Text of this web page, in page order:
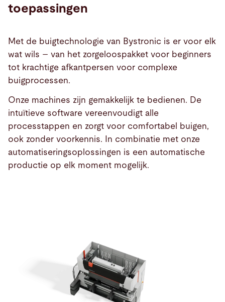
toepassingen
Met de buigtechnologie van Bystronic is er voor elk
wat wils – van het zorgeloospakket voor beginners
tot krachtige afkantpersen voor complexe
buigprocessen.
Onze machines zijn gemakkelijk te bedienen. De
intuïtieve software vereenvoudigt alle
processtappen en zorgt voor comfortabel buigen,
ook zonder voorkennis. In combinatie met onze
automatiseringsoplossingen is een automatische
productie op elk moment mogelijk.
Producten